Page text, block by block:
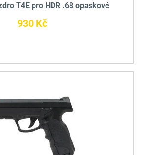
T4E pro HDR .68 opaskové
930 Kč